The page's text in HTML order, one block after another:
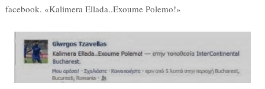
facebook. «Kalimera Ellada..Exoume Polemo!»